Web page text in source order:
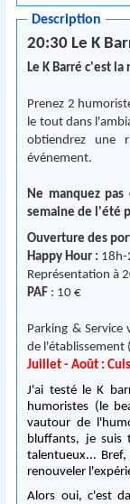
Description
20:30 Le K
Le K Barré c'est
Prenez 2
le tout dans
obtiendrez une
événement.
Ne manquez
semaine de l'été
Ouverture des
Happy Hour : 18h-
Représentation à
PAF : 10 €
Parking & Service
de l'établissement
Juillet - Août :
J'ai testé le K
humoristes (le
vautour de
bluffants, je suis
talentueux...
renouveler
Alors oui, c'est